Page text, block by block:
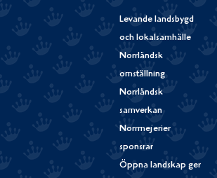
Levande landsbygd
och lokalsamhälle
Norrländsk
omställning
Norrländsk
samverkan
Norrmejerier
sponsrar
Öppna landskap ger